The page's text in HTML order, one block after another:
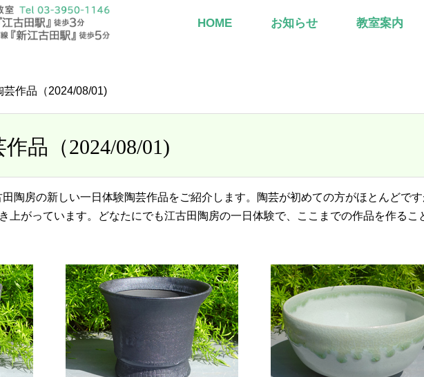
HOME お知らせ 教室案内
芸作品（2024/08/01)
品（2024/08/01)
陶房の新しい一日体験陶芸作品をご紹介します。陶芸が初めての方がほとんどで
上がっています。どなたにでも江古田陶房の一日体験で、ここまでの作品を作るこ